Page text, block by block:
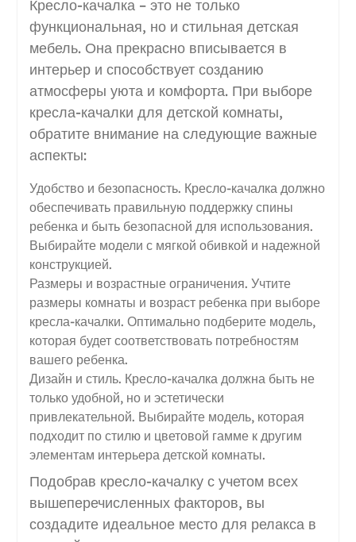
Кресло-качалка – это не только
функциональная, но и стильная детская
мебель. Она прекрасно вписывается в
интерьер и способствует созданию
атмосферы уюта и комфорта. При выборе
кресла-качалки для детской комнаты,
обратите внимание на следующие важные
аспекты:
Удобство и безопасность. Кресло-качалка должно
обеспечивать правильную поддержку спины
ребенка и быть безопасной для использования.
Выбирайте модели с мягкой обивкой и надежной
конструкцией.
Размеры и возрастные ограничения. Учтите
размеры комнаты и возраст ребенка при выборе
кресла-качалки. Оптимально подберите модель,
которая будет соответствовать потребностям
вашего ребенка.
Дизайн и стиль. Кресло-качалка должна быть не
только удобной, но и эстетически
привлекательной. Выбирайте модель, которая
подходит по стилю и цветовой гамме к другим
элементам интерьера детской комнаты.
Подобрав кресло-качалку с учетом всех
вышеперечисленных факторов, вы
создадите идеальное место для релакса в